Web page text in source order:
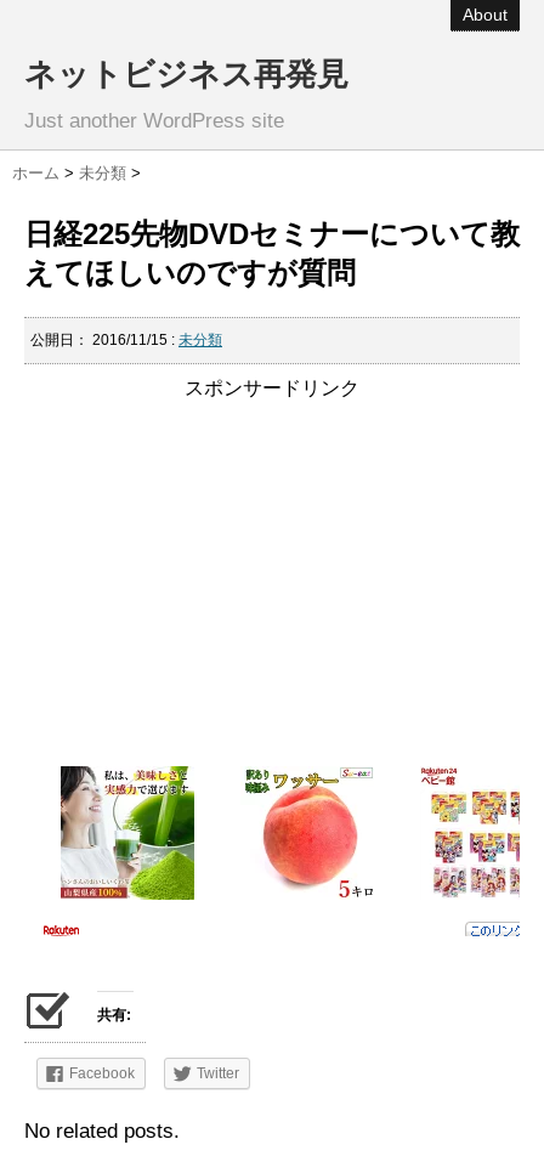
About
ネットビジネス再発見
Just another WordPress site
ホーム > 未分類 >
日経225先物DVDセミナーについて教
えてほしいのですが質問
公開日： 2016/11/15 : 未分類
スポンサードリンク
共有:
Facebook Twitter
No related posts.